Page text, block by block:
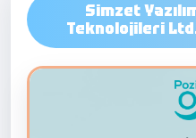
Simzet
Teknolojileri